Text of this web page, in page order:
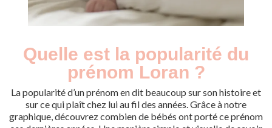
Quelle est la popularité du
prénom Loran ?
La popularité d’un prénom en dit beaucoup sur son histoire et
sur ce qui plaît chez lui au fil des années. Grâce à notre
graphique, découvrez combien de bébés ont porté ce prénom
Année
Nouveaux-
nés
2012
5
2014
5
2016
8